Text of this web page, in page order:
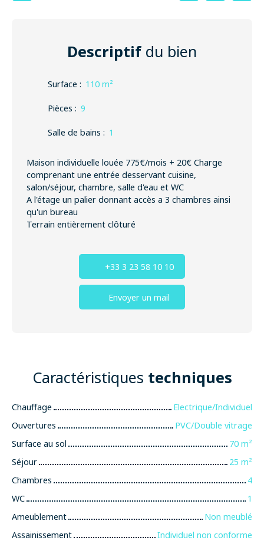
Descriptifdu bien
Surface : 110 m²
Pièces : 9
Salle de bains : 1
Maison individuelle louée 775€/mois + 20€ Charge
comprenant une entrée desservant cuisine,
salon/séjour, chambre, salle d'eau et WC
A l'étage un palier donnant accès a 3 chambres ainsi
qu'un bureau
Terrain entièrement clôturé
+33 3 23 58 10 10
Envoyer un mail
Caractéristiques techniques
Chauffage
Electrique/Individuel
Ouvertures
PVC/Double vitrage
Surface au sol
70 m²
Séjour
25 m²
Chambres
4
WC
1
Ameublement
Non meublé
Assainissement
Individuel non conforme